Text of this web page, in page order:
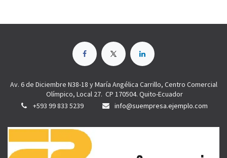
Av. 6 de Diciembre N38-18 y María Angélica Carrillo, Centro Comercial
Olímpico, Local 27. CP 170504. Quito-Ecuador
+593 99 833 5239
info@suempresa.ejemplo.com